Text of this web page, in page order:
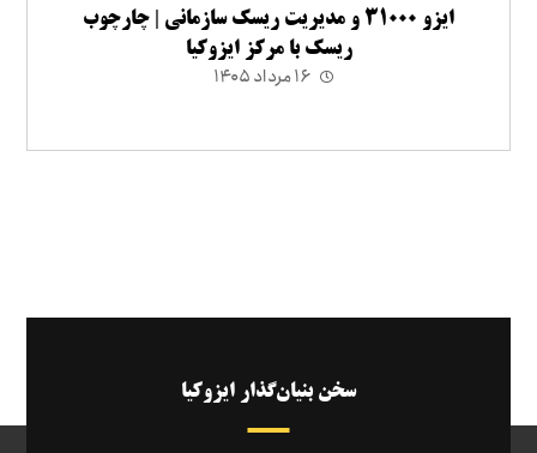
ایزو ۳۱۰۰۰ و مدیریت ریسک سازمانی | چارچوب
ریسک با مرکز ایزوکیا
۱۶ مرداد ۱۴۰۵
سخن بنیان‌گذار ایزوکیا